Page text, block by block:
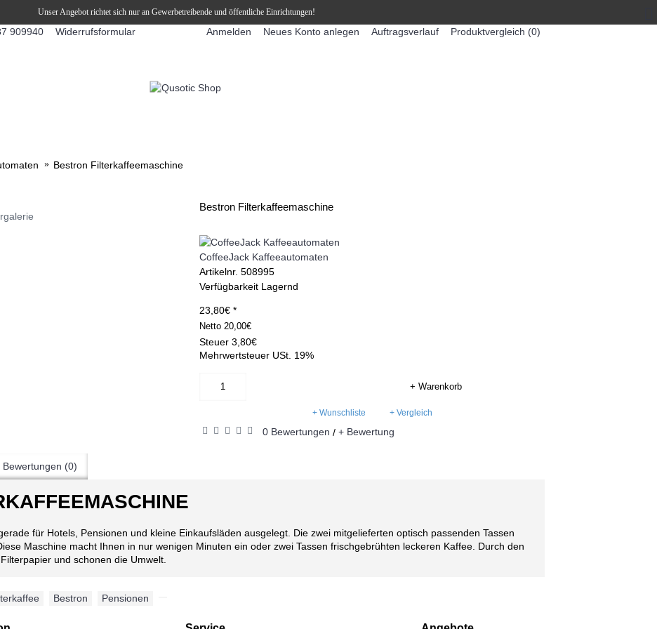
Unser Angebot richtet sich nur an Gewerbetreibende und öffentliche Einrichtungen!
909940 Widerrufsformular Anmelden Neues Konto anlegen Auftragsverlauf Produktvergleich (0)
Bestron Filterkaffeemaschine
Bestron Filterkaffeemaschine
CoffeeJack Kaffeeautomaten
Artikelnr. 508995
Verfügbarkeit Lagernd
23,80€ *
Netto 20,00€
Steuer 3,80€
Mehrwertsteuer USt. 19%
+ Warenkorb
+ Wunschliste + Vergleich
0 Bewertungen / + Bewertung
Bewertungen (0)
für Hotels, Pensionen und kleine Einkaufsläden ausgelegt. Die zwei mitgelieferten optisch passenden Tassen
Maschine macht Ihnen in nur wenigen Minuten ein oder zwei Tassen frischgebrühten leckeren Kaffee. Durch den
und schonen die Umwelt.
Bestron Pensionen